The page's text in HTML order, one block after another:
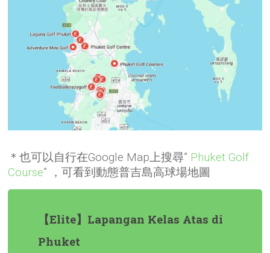
＊也可以自行在Google Map上搜尋” Phuket Golf
Course” ，可看到動態普吉島高球場地圖
【Elite】Lapangan Kelas Atas di
Phuket